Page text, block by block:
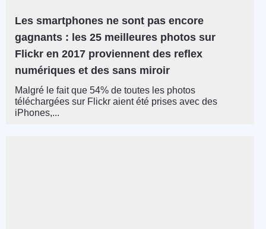
Les smartphones ne sont pas encore
gagnants : les 25 meilleures photos sur
Flickr en 2017 proviennent des reflex
numériques et des sans miroir
Malgré le fait que 54% de toutes les photos
téléchargées sur Flickr aient été prises avec des
iPhones,...